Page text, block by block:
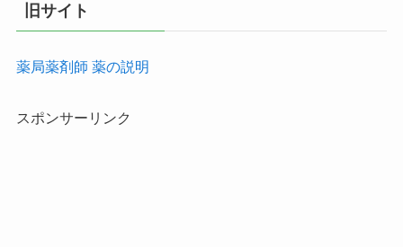
旧サイト
薬局薬剤師 薬の説明
スポンサーリンク